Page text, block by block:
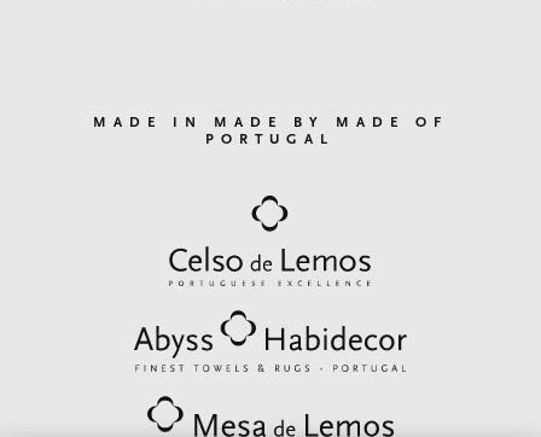
MADE IN MADE BY MADE OF
PORTUGAL